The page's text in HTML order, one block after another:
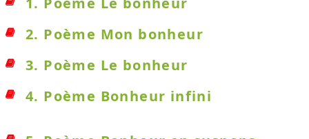
2. Poème Mon bonheur
3. Poème Le bonheur
4. Poème Bonheur infini